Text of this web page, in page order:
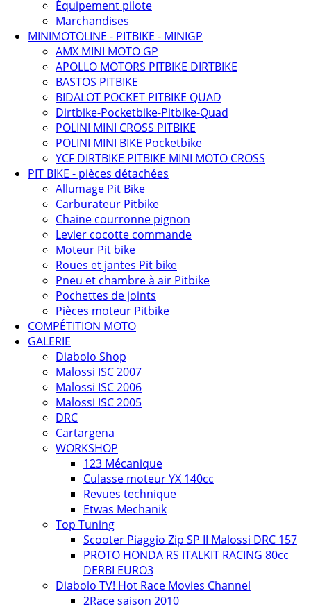
Équipement pilote
Marchandises
MINIMOTOLINE - PITBIKE - MINIGP
AMX MINI MOTO GP
APOLLO MOTORS PITBIKE DIRTBIKE
BASTOS PITBIKE
BIDALOT POCKET PITBIKE QUAD
Dirtbike-Pocketbike-Pitbike-Quad
POLINI MINI CROSS PITBIKE
POLINI MINI BIKE Pocketbike
YCF DIRTBIKE PITBIKE MINI MOTO CROSS
PIT BIKE - pièces détachées
Allumage Pit Bike
Carburateur Pitbike
Chaine courronne pignon
Levier cocotte commande
Moteur Pit bike
Roues et jantes Pit bike
Pneu et chambre à air Pitbike
Pochettes de joints
Pièces moteur Pitbike
COMPÉTITION MOTO
GALERIE
Diabolo Shop
Malossi ISC 2007
Malossi ISC 2006
Malossi ISC 2005
DRC
Cartargena
WORKSHOP
123 Mécanique
Culasse moteur YX 140cc
Revues technique
Etwas Mechanik
Top Tuning
Scooter Piaggio Zip SP II Malossi DRC 157
PROTO HONDA RS ITALKIT RACING 80cc
DERBI EURO3
Diabolo TV! Hot Race Movies Channel
2Race saison 2010